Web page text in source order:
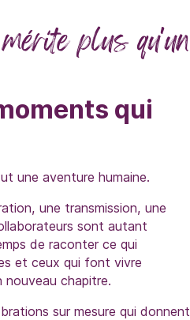
plus qu'un
qui
une aventure humaine.
une transmission, une
sont autant
de raconter ce qui
et ceux qui font vivre
nouveau chapitre.
sur mesure qui donnent